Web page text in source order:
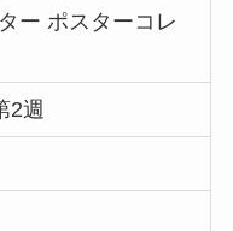
ー ポスターコレ
2週